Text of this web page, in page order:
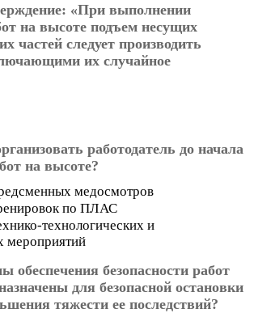
«При выполнении
на высоте подъем несущих
частей следует производить
их случайное
работодатель до начала
на высоте?
медосмотров
по ПЛАС
технологических и
мероприятий
обеспечения безопасности работ
для безопасной остановки
тяжести ее последствий?